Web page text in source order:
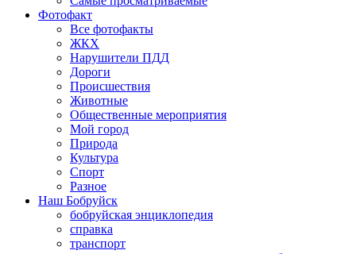
Фотофакт
Все фотофакты
ЖКХ
Нарушители ПДД
Дороги
Происшествия
Животные
Общественные мероприятия
Мой город
Природа
Культура
Спорт
Разное
Наш Бобруйск
бобруйская энциклопедия
справка
транспорт